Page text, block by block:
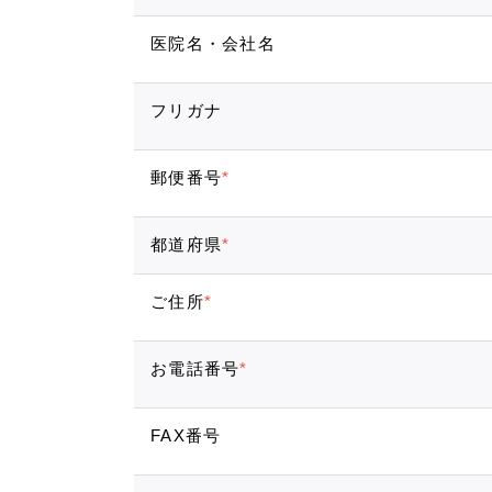
医院名・会社名
フリガナ
郵便番号*
都道府県*
ご住所*
お電話番号*
FAX番号